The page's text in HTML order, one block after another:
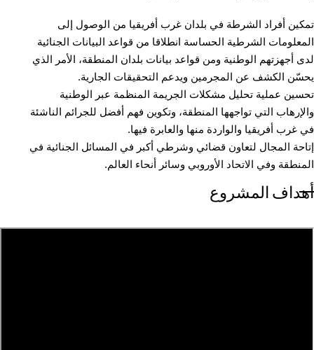
تمكين أفراد الشرطة في بلدان غرب أفريقيا من الوصول إلى
المعلومات الشرطية الحساسة انطلاقا من قواعد البيانات الجنائية
لدى أجهزتهم الوطنية ومن قواعد بيانات بلدان المنطقة، الأمر الذي
يحسّن الكشف عن المجرمين ويدعم التحقيقات الجارية.
تحسين عملية تحليل مشكلات الجريمة المنظمة عبر الوطنية
والإرهاب التي تواجهها المنطقة، وتكوين فهم أفضل للجرائم الناشئة
في غرب أفريقيا والواردة منها والعابرة فيها.
إتاحة المجال لتعاون قضائي وشرطي أكبر في المسائل الجنائية في
المنطقة وفي الاتحاد الأوروبي وسائر أنحاء العالم.
أهداف المشروع